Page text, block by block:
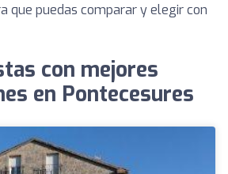
que puedas comparar y elegir con
con mejores
en Pontecesures